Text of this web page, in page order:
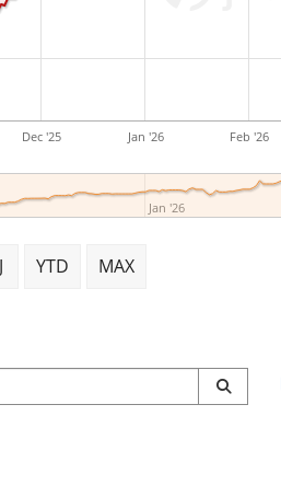
Dec '25 Jan '26 Feb '26
Jan '26
YTD MAX